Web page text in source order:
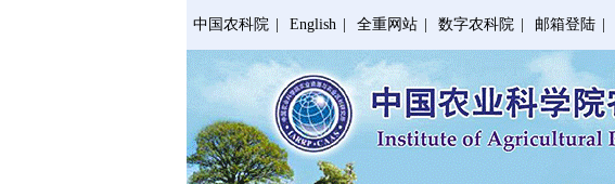
中国农科院 English 全重网站 数字农科院 邮箱登陆